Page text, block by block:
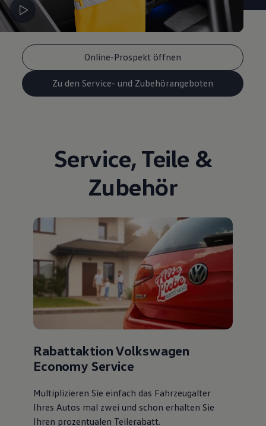
Online-Prospekt öffnen
Zu den Service- und Zubehörangeboten
Service, Teile &
Zubehör
Rabattaktion Volkswagen
Economy Service
Multiplizieren Sie einfach das Fahrzeugalter
Ihres Autos mal zwei und schon erhalten Sie
Ihren prozentualen Teilerabatt.